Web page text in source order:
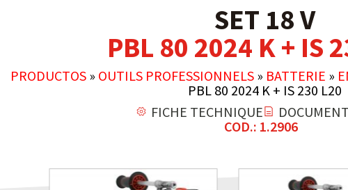
SET 18 V
PBL 80 2024 K + IS
PRODUCTOS» OUTILS PROFESSIONNELS» BATTERIE »
PBL 80 2024 K + IS 230 L20
FICHE TECHNIQUE
COD.: 1.2906